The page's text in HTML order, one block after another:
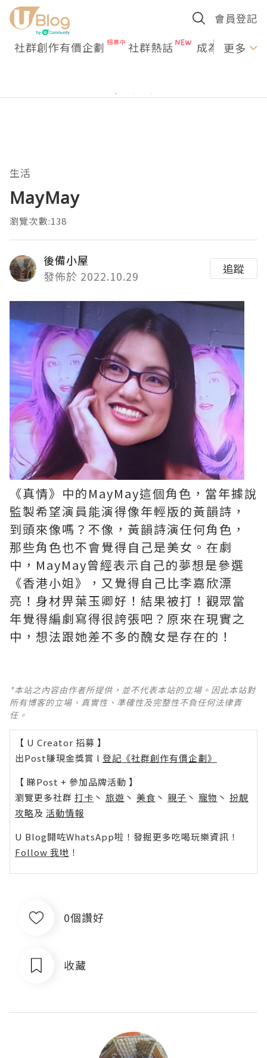
會員登記
社群創作有價企劃 社群熱話 成為U更多
生活
MayMay
瀏覽次數:138
後備小屋
發佈於 2022.10.29
追蹤
《真情》中的MayMay這個角色，當年據說
監製希望演員能演得像年輕版的黃韻詩，
到頭來像嗎？不像，黃韻詩演任何角色，
那些角色也不會覺得自己是美女。在劇
中，MayMay曾經表示自己的夢想是參選
《香港小姐》，又覺得自己比李嘉欣漂
亮！身材畀葉玉卿好！結果被打！觀眾當
年覺得編劇寫得很誇張吧？原來在現實之
中，想法跟她差不多的醜女是存在的！
*本站之內容由作者所提供，並不代表本站的立場。因此本站對
所有博客的立場、真實性、準確性及完整性不負任何法律責
任。
【 U Creator 招募 】
出Post賺現金獎賞 l 登記《社群創作有價企劃》
【 睇Post + 參加品牌活動 】
瀏覽更多社群 打卡 丶 旅遊 丶 美食 丶 親子 丶 寵物 丶 扮靚
攻略及 活動情報
U Blog開咗WhatsApp啦！發掘更多吃喝玩樂資訊！
Follow 我哋 ！
0個讚好
收藏